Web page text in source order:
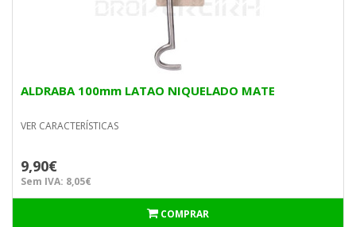
ALDRABA 100mm LATAO NIQUELADO MATE
VER CARACTERÍSTICAS
9,90€
Sem IVA: 8,05€
COMPRAR